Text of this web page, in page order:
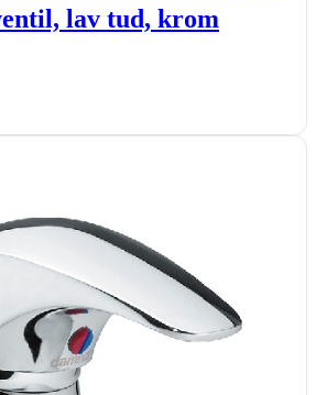
lav tud, krom